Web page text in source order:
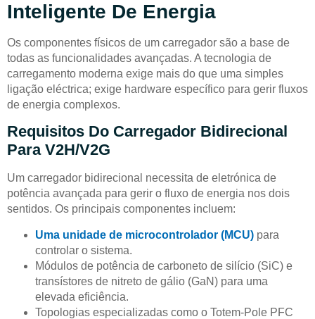
Inteligente De Energia
Os componentes físicos de um carregador são a base de
todas as funcionalidades avançadas. A tecnologia de
carregamento moderna exige mais do que uma simples
ligação eléctrica; exige hardware específico para gerir fluxos
de energia complexos.
Requisitos Do Carregador Bidirecional
Para V2H/V2G
Um carregador bidirecional necessita de eletrónica de
potência avançada para gerir o fluxo de energia nos dois
sentidos. Os principais componentes incluem:
Uma unidade de microcontrolador (MCU) para
controlar o sistema.
Módulos de potência de carboneto de silício (SiC) e
transístores de nitreto de gálio (GaN) para uma
elevada eficiência.
Topologias especializadas como o Totem-Pole PFC